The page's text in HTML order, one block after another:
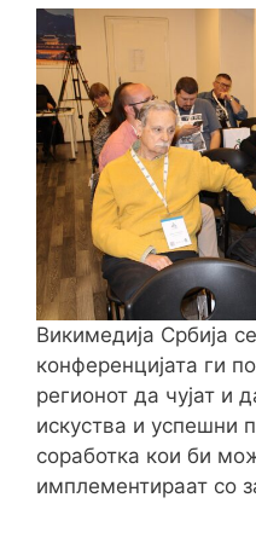
Викимедија Србија
конференцијата ги
регионот да чујат и
искуства и успешни
соработка кои би
имплементираат со